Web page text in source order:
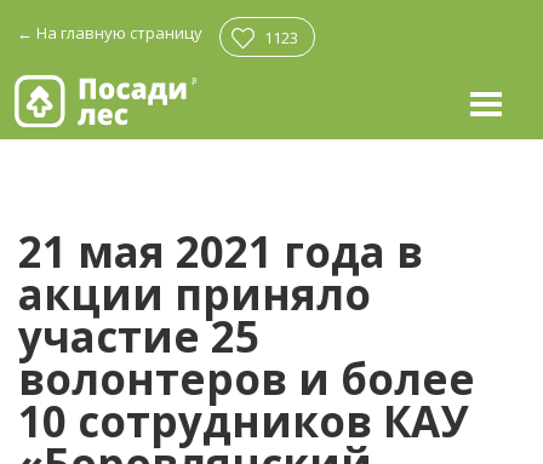
← На главную страницу 1123
21 мая 2021 года в
акции приняло
участие 25
волонтеров и более
10 сотрудников КАУ